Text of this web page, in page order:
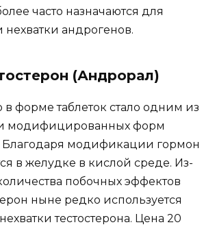
часто назначаются для
андрогенов.
(Андрорал)
в форме таблеток стало одним из
модифицированных форм
Благодаря модификации гормон
в желудке в кислой среде. Из-
побочных эффектов
ныне редко используется
тестостерона. Цена 20